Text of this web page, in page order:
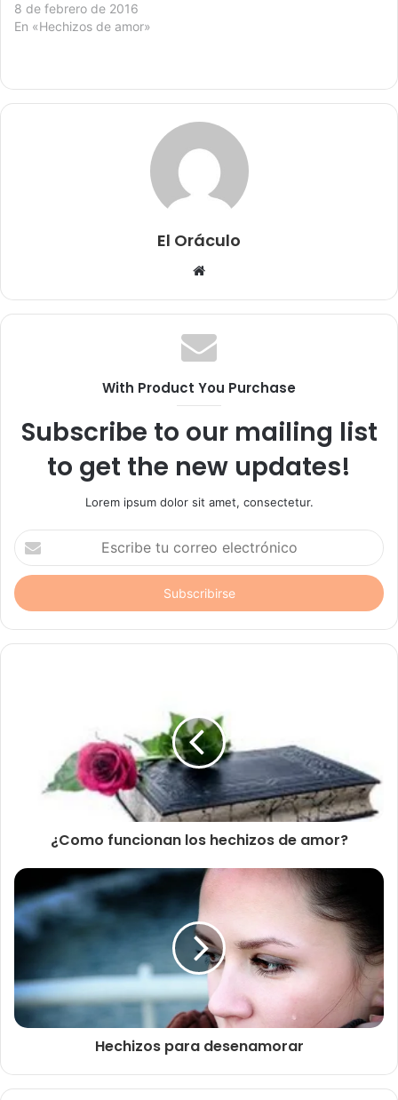
8 de febrero de 2016
En «Hechizos de amor»
El Oráculo
Sitio
With Product You Purchase
Subscribe to our mailing list
to get the new updates!
Lorem ipsum dolor sit amet, consectetur.
Escribe
tu
correo
electrónico
¿Como funcionan los hechizos de amor?
Hechizos para desenamorar